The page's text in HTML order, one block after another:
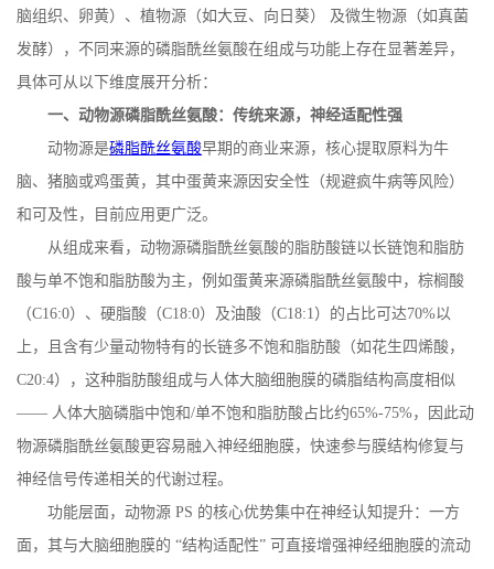
脑组织、卵黄）、植物源（如大豆、向日葵） 及微生物源（如真菌
发酵），不同来源的磷脂酰丝氨酸在组成与功能上存在显著差异，
具体可从以下维度展开分析：
一、动物源磷脂酰丝氨酸：传统来源，神经适配性强
动物源是磷脂酰丝氨酸早期的商业来源，核心提取原料为牛
脑、猪脑或鸡蛋黄，其中蛋黄来源因安全性（规避疯牛病等风险）
和可及性，目前应用更广泛。
从组成来看，动物源磷脂酰丝氨酸的脂肪酸链以长链饱和脂肪
酸与单不饱和脂肪酸为主，例如蛋黄来源磷脂酰丝氨酸中，棕榈酸
（C16:0）、硬脂酸（C18:0）及油酸（C18:1）的占比可达70%以
上，且含有少量动物特有的长链多不饱和脂肪酸（如花生四烯酸，
C20:4），这种脂肪酸组成与人体大脑细胞膜的磷脂结构高度相似
—— 人体大脑磷脂中饱和/单不饱和脂肪酸占比约65%-75%，因此动
物源磷脂酰丝氨酸更容易融入神经细胞膜，快速参与膜结构修复与
神经信号传递相关的代谢过程。
功能层面，动物源 PS 的核心优势集中在神经认知提升：一方
面，其与大脑细胞膜的 “结构适配性” 可直接增强神经细胞膜的流动